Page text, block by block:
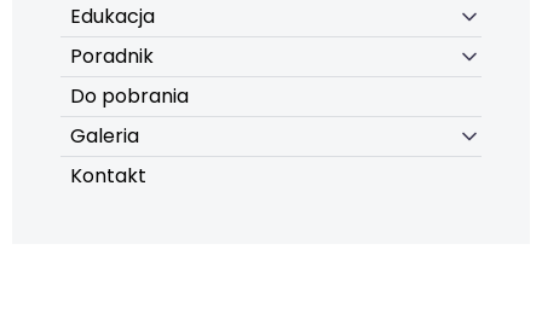
Edukacja
Poradnik
Do pobrania
Galeria
Kontakt